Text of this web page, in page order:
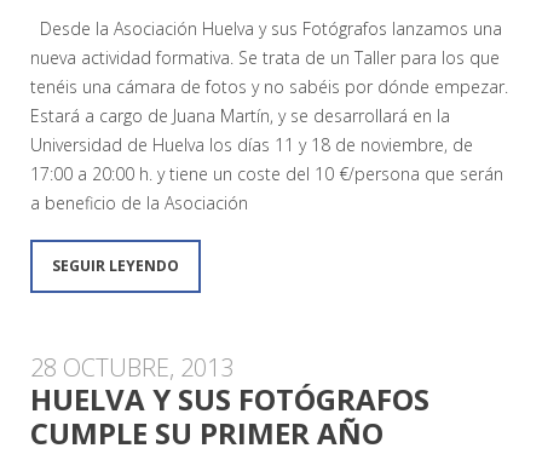
Desde la Asociación Huelva y sus Fotógrafos lanzamos una
nueva actividad formativa. Se trata de un Taller para los que
tenéis una cámara de fotos y no sabéis por dónde empezar.
Estará a cargo de Juana Martín, y se desarrollará en la
Universidad de Huelva los días 11 y 18 de noviembre, de
17:00 a 20:00 h. y tiene un coste del 10 €/persona que serán
a beneficio de la Asociación
SEGUIR LEYENDO
28 OCTUBRE, 2013
HUELVA Y SUS FOTÓGRAFOS
CUMPLE SU PRIMER AÑO